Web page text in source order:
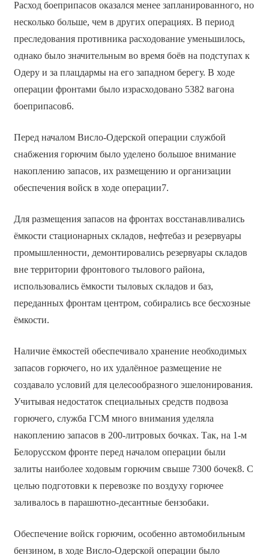
Расход боеприпасов оказался менее запланированного, но
несколько больше, чем в других операциях. В период
преследования противника расходование уменьшилось,
однако было значительным во время боёв на подступах к
Одеру и за плацдармы на его западном берегу. В ходе
операции фронтами было израсходовано 5382 вагона
боеприпасов6.
Перед началом Висло-Одерской операции службой
снабжения горючим было уделено большое внимание
накоплению запасов, их размещению и организации
обеспечения войск в ходе операции7.
Для размещения запасов на фронтах восстанавливались
ёмкости стационарных складов, нефтебаз и резервуары
промышленности, демонтировались резервуары складов
вне территории фронтового тылового района,
использовались ёмкости тыловых складов и баз,
переданных фронтам центром, собирались все бесхозные
ёмкости.
Наличие ёмкостей обеспечивало хранение необходимых
запасов горючего, но их удалённое размещение не
создавало условий для целесообразного эшелонирования.
Учитывая недостаток специальных средств подвоза
горючего, служба ГСМ много внимания уделяла
накоплению запасов в 200-литровых бочках. Так, на 1-м
Белорусском фронте перед началом операции были
залиты наиболее ходовым горючим свыше 7300 бочек8. С
целью подготовки к перевозке по воздуху горючее
заливалось в парашютно-десантные бензобаки.
Обеспечение войск горючим, особенно автомобильным
бензином, в ходе Висло-Одерской операции было